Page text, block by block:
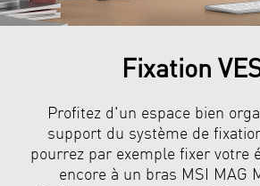
Fixation
Profitez d'un espace bien
support du système de
pourrez par exemple fixer votre
encore à un bras MSI MAG